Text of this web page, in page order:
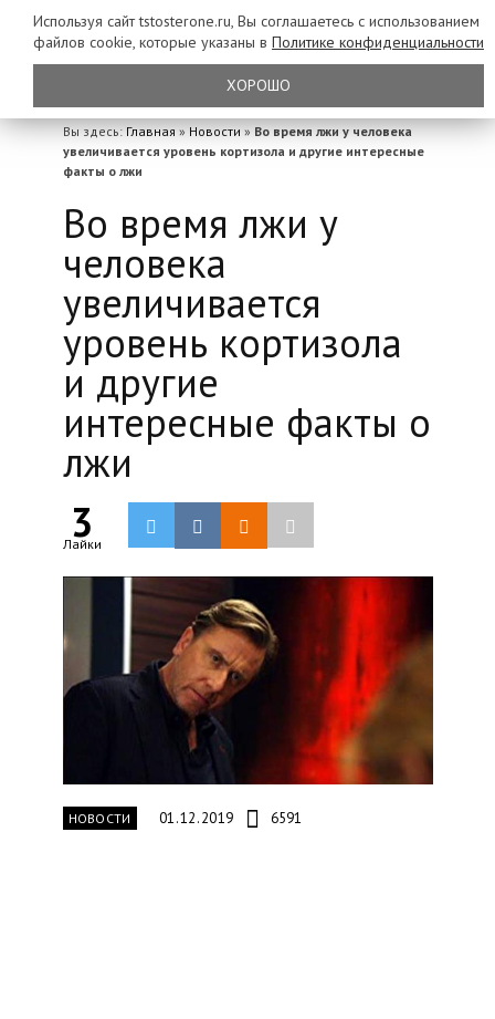
Вы здесь: Главная » Новости » Во время лжи у человека
увеличивается уровень кортизола и другие интересные
факты о лжи
Во время лжи у
человека
увеличивается
уровень кортизола
и другие
интересные факты о
лжи
3
Лайки
НОВОСТИ 01.12.2019 6591
Используя сайт tstosterone.ru, Вы соглашаетесь с использованием
файлов cookie, которые указаны в Политике конфиденциальности
ХОРОШО